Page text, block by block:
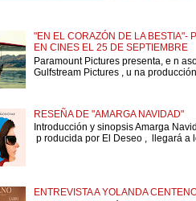
"EN EL CORAZÓN DE LA BESTIA"-
EN CINES EL 25 DE SEPTIEMBRE
Paramount Pictures presenta, e n
Gulfstream Pictures , u na
RESEÑA DE "AMARGA NAVIDAD"
Introducción y sinopsis Amarga
p roducida por El Deseo , llegará a
ENTREVISTA A YOLANDA